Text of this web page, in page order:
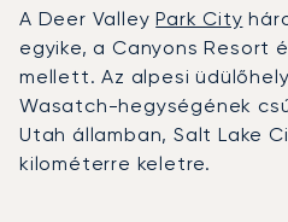
A Deer ValleyPark City
egyike, a Canyons Resort
mellett. Az alpesi
Wasatch-hegységének
Utah államban, Salt Lake
kilométerre keletre.